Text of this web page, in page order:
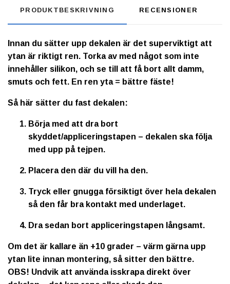
PRODUKTBESKRIVNING RECENSIONER
Innan du sätter upp dekalen är det superviktigt att
ytan är riktigt ren. Torka av med något som inte
innehåller silikon, och se till att få bort allt damm,
smuts och fett. En ren yta = bättre fäste!
Så här sätter du fast dekalen:
Börja med att dra bort
skyddet/appliceringstapen – dekalen ska följa
med upp på tejpen.
Placera den där du vill ha den.
Tryck eller gnugga försiktigt över hela dekalen
så den får bra kontakt med underlaget.
Dra sedan bort appliceringstapen långsamt.
Om det är kallare än +10 grader – värm gärna upp
ytan lite innan montering, så sitter den bättre.
OBS! Undvik att använda isskrapa direkt över